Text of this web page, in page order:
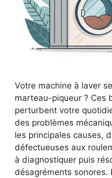
Votre machine à laver
marteau-piqueur ? Ces
perturbent votre
des problèmes
les principales causes,
défectueuses aux
à diagnostiquer puis
désagréments sonores.